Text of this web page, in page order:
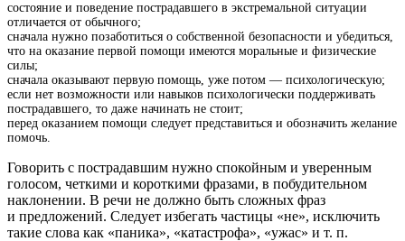
состояние и поведение пострадавшего в экстремальной ситуации
отличается от обычного;
сначала нужно позаботиться о собственной безопасности и убедиться,
что на оказание первой помощи имеются моральные и физические
силы;
сначала оказывают первую помощь, уже потом — психологическую;
если нет возможности или навыков психологически поддерживать
пострадавшего, то даже начинать не стоит;
перед оказанием помощи следует представиться и обозначить желание
помочь.
Говорить с пострадавшим нужно спокойным и уверенным
голосом, четкими и короткими фразами, в побудительном
наклонении. В речи не должно быть сложных фраз
и предложений. Следует избегать частицы «не», исключить
такие слова как «паника», «катастрофа», «ужас» и т. п.